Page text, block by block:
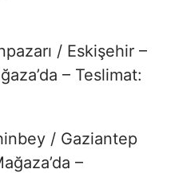
/ Eskişehir –
– Teslimat:
/ Gaziantep
–